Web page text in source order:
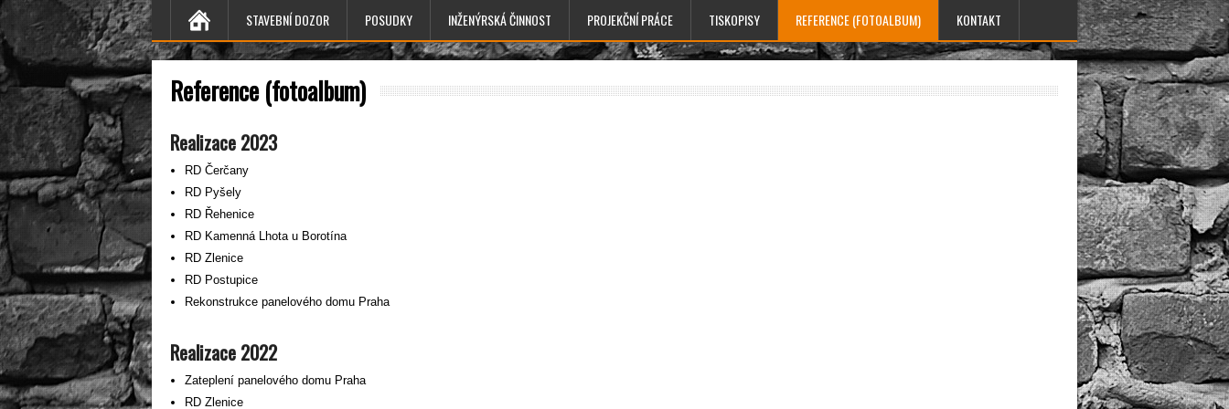
STAVEBNÍ DOZOR POSUDKY INŽENÝRSKÁ ČINNOST PROJEKČNÍ PRÁCE TISKOPISY REFERENCE (FOTOALBUM) KONTAKT
Reference (fotoalbum)
Realizace 2023
RD Čerčany
RD Pyšely
RD Řehenice
RD Kamenná Lhota u Borotína
RD Zlenice
RD Postupice
Rekonstrukce panelového domu Praha
Realizace 2022
Zateplení panelového domu Praha
RD Zlenice